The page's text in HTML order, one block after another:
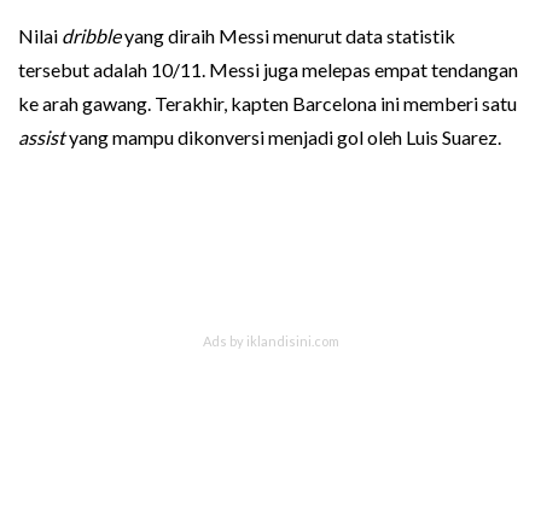
Nilai dribbleyang diraih Messi menurut data statistik
tersebut adalah 10/11. Messi juga melepas empat tendangan
ke arah gawang. Terakhir, kapten Barcelona ini memberi satu
assistyang mampu dikonversi menjadi gol oleh Luis Suarez.